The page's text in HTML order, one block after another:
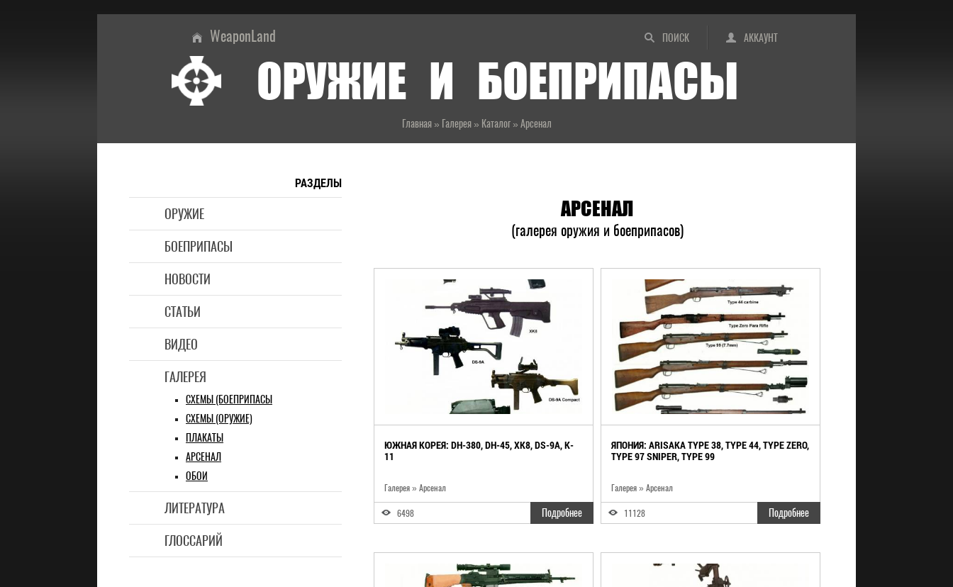
ПОИСК АККАУНТ
WeaponLand
ОРУЖИЕ И БОЕПРИПАСЫ
Главная» Галерея» Каталог» Арсенал
РАЗДЕЛЫ
ОРУЖИЕ
БОЕПРИПАСЫ
НОВОСТИ
СТАТЬИ
ВИДЕО
ГАЛЕРЕЯ
СХЕМЫ (БОЕПРИПАСЫ
СХЕМЫ (ОРУЖИЕ)
ПЛАКАТЫ
АРСЕНАЛ
ОБОИ
ЛИТЕРАТУРА
ГЛОССАРИЙ
АРСЕНАЛ
(галерея оружия и боеприпасов)
ЮЖНАЯ КОРЕЯ: DH-380, DH-45, XK8, DS-9A, K-
11
Галерея » Арсенал
6498 Подробнее
ЯПОНИЯ: ARISAKA TYPE 38, TYPE 44, TYPE ZERO,
TYPE 97 SNIPER, TYPE 99
Галерея » Арсенал
11128 Подробнее